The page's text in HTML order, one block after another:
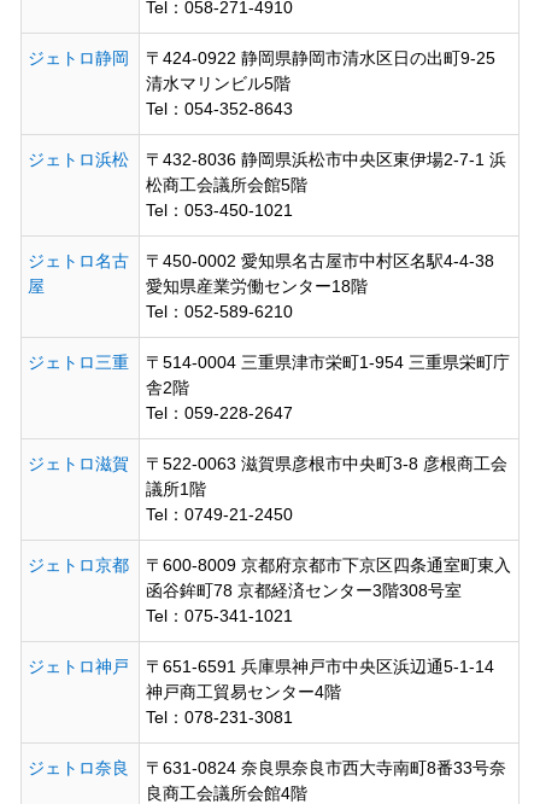
Tel：058-271-4910
ジェトロ静岡
〒424-0922 静岡県静岡市清水区日の出町9-25
清水マリンビル5階
Tel：054-352-8643
ジェトロ浜松
〒432-8036 静岡県浜松市中央区東伊場2-7-1 浜
松商工会議所会館5階
Tel：053-450-1021
ジェトロ名古
屋
〒450-0002 愛知県名古屋市中村区名駅4-4-38
愛知県産業労働センター18階
Tel：052-589-6210
ジェトロ三重
〒514-0004 三重県津市栄町1-954 三重県栄町庁
舎2階
Tel：059-228-2647
ジェトロ滋賀
〒522-0063 滋賀県彦根市中央町3-8 彦根商工会
議所1階
Tel：0749-21-2450
ジェトロ京都
〒600-8009 京都府京都市下京区四条通室町東入
函谷鉾町78 京都経済センター3階308号室
Tel：075-341-1021
ジェトロ神戸
〒651-6591 兵庫県神戸市中央区浜辺通5-1-14
神戸商工貿易センター4階
Tel：078-231-3081
ジェトロ奈良
〒631-0824 奈良県奈良市西大寺南町8番33号奈
良商工会議所会館4階